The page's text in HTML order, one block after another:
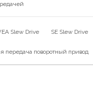
Slew Drive SE Slew Drive
передача поворотный привод